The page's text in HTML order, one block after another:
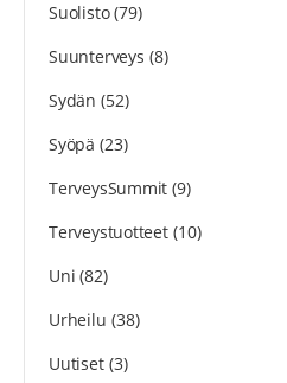
Suolisto(79)
Suunterveys (8)
Sydän (52)
Syöpä (23)
TerveysSummit (9)
Terveystuotteet(10)
Uni (82)
Urheilu (38)
Uutiset(3)